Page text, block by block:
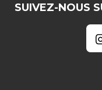
SUIVEZ-NOUS